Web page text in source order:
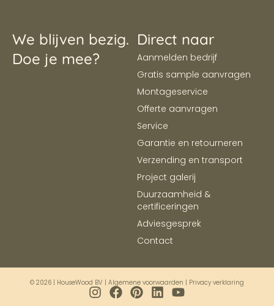
We blijven bezig.
Doe je mee?
Direct naar
Aanmelden bedrijf
Gratis sample aanvragen
Montageservice
Offerte aanvragen
Service
Garantie en retourneren
Verzending en transport
Project galerij
Duurzaamheid &
certificeringen
Adviesgesprek
Contact
© 2026 | HouseWood BV | Algemene voorwaarden | Privacy verklaring